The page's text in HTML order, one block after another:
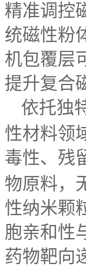
精准调控
统磁性粉
机包覆层
提升复合
依托独
性材料领
毒性、残
物原料，
性纳米颗
胞亲和性
药物靶向